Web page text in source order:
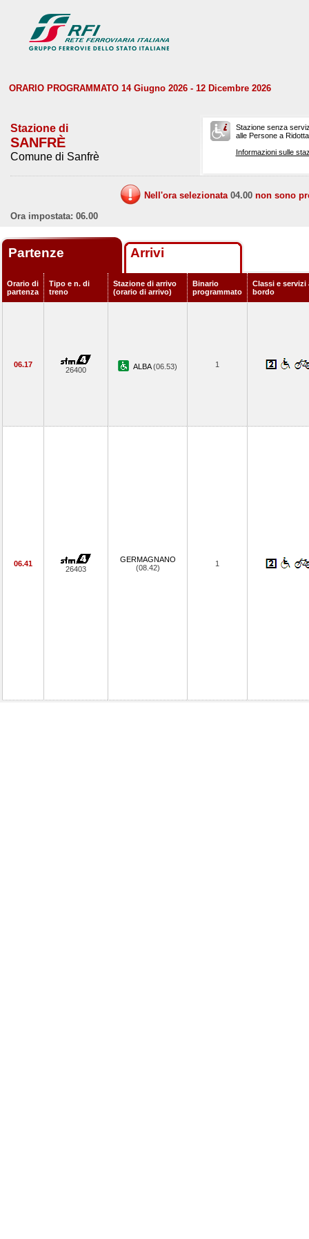
ORARIO PROGRAMMATO 14 Giugno 2026 - 12 Dicembre 2026
Stazione di
SANFRÈ
Comune di Sanfrè
Stazione senza
alle Persone a
Informazioni sulle
Nell'ora selezionata 04.00 non sono
Ora impostata: 06.00
Partenze Arrivi
Orario di
partenza
Tipo e n. di
treno
Stazione di arrivo
(orario di arrivo)
Binario
programmato
Classi e servizi
bordo
06.17
26400 ALBA(06.53) 1
06.41
26403
GERMAGNANO
(08.42)
1